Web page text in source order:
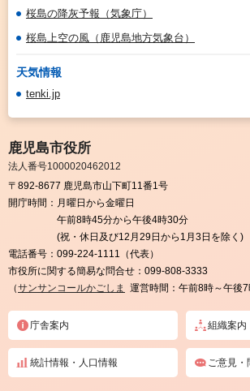
桜島の降灰予報（気象庁）
桜島上空の風（鹿児島地方気象台）
天気情報
tenki.jp
鹿児島市役所
法人番号1000020462012
〒892-8677 鹿児島市山下町11番1号
開庁時間： 月曜日から金曜日
午前8時45分から午後4時30分
(祝・休日及び12月29日から1月3日を除く)
電話番号： 099-224-1111（代表）
市役所に関する簡易な問合せ： 099-808-3333
（サンサンコールかごしま 運営時間：午前8時～午後7
庁舎案内 組織案内
統計情報・人口情報 ご意見・